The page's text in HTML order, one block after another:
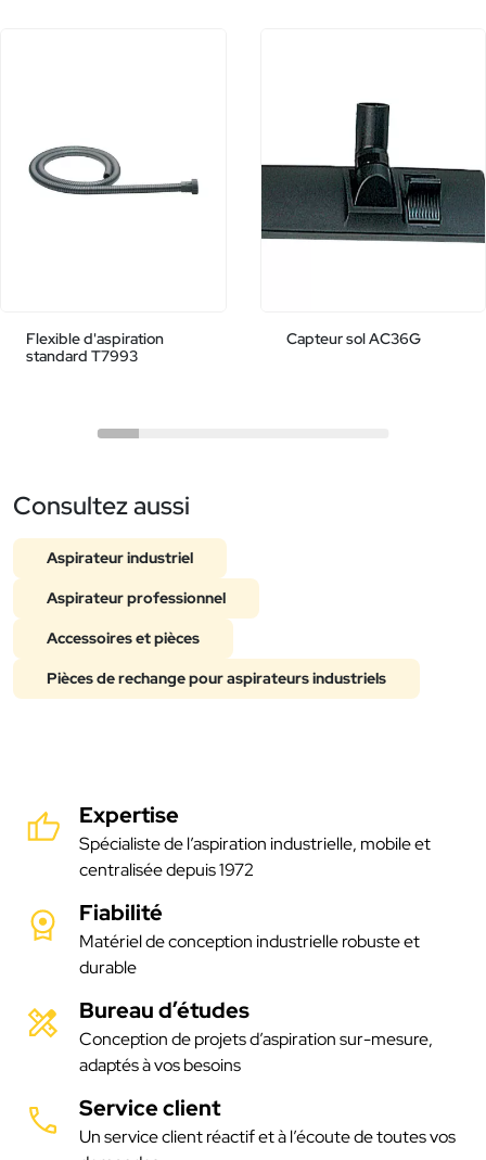
Flexible d'aspiration
standard T7993
Capteur sol AC36G
Consultez aussi
Aspirateur industriel
Aspirateur professionnel
Accessoires et pièces
Pièces de rechange pour aspirateurs industriels
Expertise
Spécialiste de l’aspiration industrielle, mobile et
centralisée depuis 1972
Fiabilité
Matériel de conception industrielle robuste et
durable
Bureau d’études
Conception de projets d’aspiration sur-mesure,
adaptés à vos besoins
Service client
Un service client réactif et à l’écoute de toutes vos